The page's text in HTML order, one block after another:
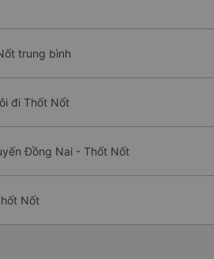
trung bình
đi Thốt Nốt
Đồng Nai - Thốt Nốt
Nốt